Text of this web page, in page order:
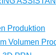
Produktion
Volumen